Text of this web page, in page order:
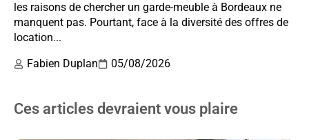
les raisons de chercher un garde-meuble à Bordeaux ne
manquent pas. Pourtant, face à la diversité des offres de
location...
Fabien Duplan
05/08/2026
Ces articles devraient vous plaire